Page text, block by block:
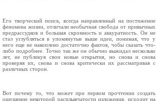
Его творческий поиск, всегда направленный на постижение
феномена жизни, отличали необычная свобода от привычных
предрассудков и большая скромность и аккуратность. Он не
стал углубляться в упомянутые выше идеи, понимая, что у
него еще не накоплено достаточно фактов, чобы сказать что-
либо подробнее. Точно так же он обычно выжидал несколько
лет, не публикуя свои новые открытия, но снова и снова
проверяя их, снова и снова критически их рассматривая с
различных сторон.
Вот почему то, что может при первом прочтении создать
ощущение некоторой расплывчатости изложения, исходит на